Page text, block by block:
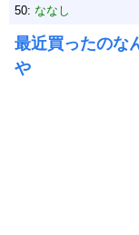
50: ななし
最近買ったのな
や